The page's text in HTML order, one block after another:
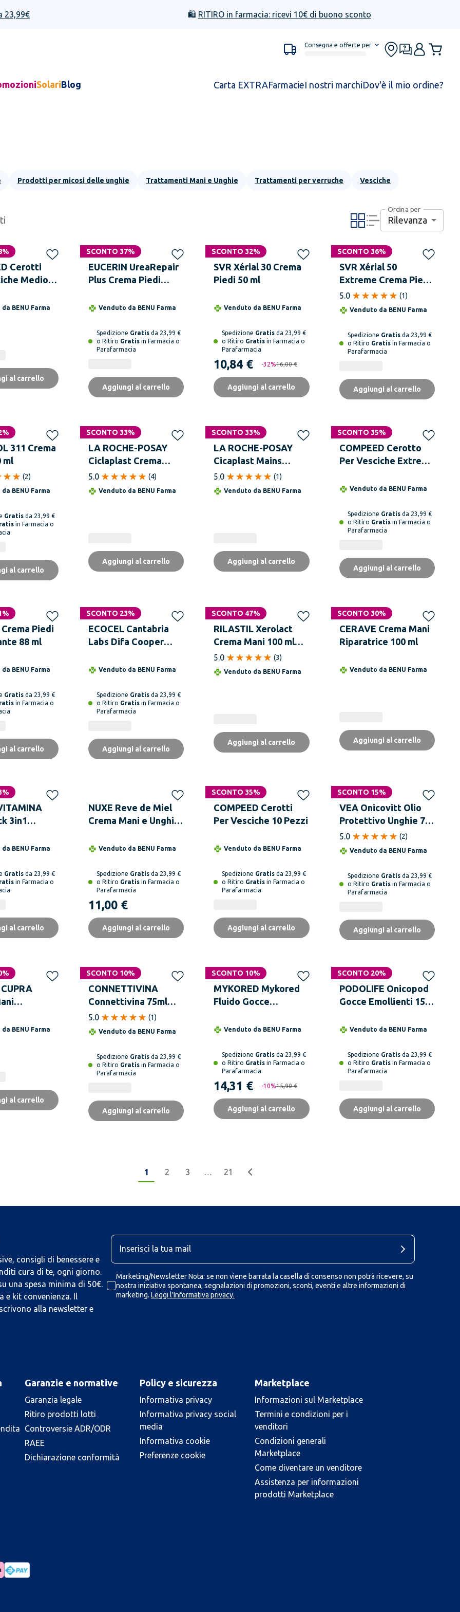
23,99€ 🛍️ RITIRO in farmacia: ricevi 10€ di buono sconto
Consegna e offerte per
SolariBlog Carta EXTRAFarmacieI nostri marchiDov'è il mio ordine?
Prodotti per micosi delle unghie Trattamenti Mani e Unghie Trattamenti per verruche Vesciche
Ordina per
Rilevanza
Cerotti
Medio 5
da BENU Farma
al carrello
SCONTO 37%
EUCERIN UreaRepair
Plus Crema Piedi
Urea 100 ml
Venduto da BENU Farma
Spedizione Gratisda 23,99 €
o Ritiro Gratisin Farmacia o
Parafarmacia
Aggiungi al carrello
SCONTO 32%
SVR Xérial 30 Crema
Piedi 50 ml
Venduto da BENU Farma
Spedizione Gratis da 23,99 €
o Ritiro Gratis in Farmacia o
Parafarmacia
10,84 € -32%16,00 €
Aggiungi al carrello
SCONTO 36%
SVR Xérial 50
Extreme Crema Piedi
50 ml
5.0 (1)
Venduto da BENU Farma
Spedizione Gratisda 23,99 €
o Ritiro Gratisin Farmacia o
Parafarmacia
Aggiungi al carrello
311 Crema
ml
(2)
da BENU Farma
Gratis da 23,99 €
in Farmacia o
al carrello
SCONTO 33%
LA ROCHE-POSAY
Ciclaplast Crema
Barriera Mani 50 ml
5.0 (4)
Venduto da BENU Farma
Aggiungi al carrello
SCONTO 33%
LA ROCHE-POSAY
Cicaplast Mains
Crema Barriera
Riparatrice Mani 100
5.0 (1)
Venduto da BENU Farma
Aggiungi al carrello
SCONTO 35%
COMPEED Cerotto
Per Vesciche Extreme
Formato Convenienza
Venduto da BENU Farma
Spedizione Gratisda 23,99 €
o Ritiro Gratisin Farmacia o
Parafarmacia
Aggiungi al carrello
Crema Piedi
88 ml
da BENU Farma
Gratis da 23,99 €
in Farmacia o
al carrello
SCONTO 23%
ECOCEL Cantabria
Labs Difa Cooper
Venduto da BENU Farma
Spedizione Gratisda 23,99 €
o Ritiro Gratisin Farmacia o
Parafarmacia
Aggiungi al carrello
SCONTO 47%
RILASTIL Xerolact
Crema Mani 100 ml
Nuova Formula
5.0 (3)
Venduto da BENU Farma
Aggiungi al carrello
SCONTO 30%
CERAVE Crema Mani
Riparatrice 100 ml
Venduto da BENU Farma
Aggiungi al carrello
3in1
Ungueale 7
da BENU Farma
Gratis da 23,99 €
in Farmacia o
al carrello
NUXE Reve de Miel
Crema Mani e Unghie
Venduto da BENU Farma
Spedizione Gratisda 23,99 €
o Ritiro Gratisin Farmacia o
Parafarmacia
11,00 €
Aggiungi al carrello
SCONTO 35%
COMPEED Cerotti
Per Vesciche 10 Pezzi
Venduto da BENU Farma
Spedizione Gratis da 23,99 €
o Ritiro Gratis in Farmacia o
Parafarmacia
Aggiungi al carrello
SCONTO 15%
VEA Onicovitt Olio
Protettivo Unghie 7
ml
5.0 (2)
Venduto da BENU Farma
Spedizione Gratisda 23,99 €
o Ritiro Gratisin Farmacia o
Parafarmacia
Aggiungi al carrello
Cera di
da BENU Farma
al carrello
SCONTO 10%
CONNETTIVINA
Connettivina 75ml
Crema Mani con
Acido Ialuronico per
5.0 (1)
Venduto da BENU Farma
Spedizione Gratisda 23,99 €
o Ritiro Gratisin Farmacia o
Parafarmacia
Aggiungi al carrello
SCONTO 10%
MYKORED Mykored
Fluido Gocce
50mlVenduto da BENU Farma
Spedizione Gratis da 23,99 €
o Ritiro Gratis in Farmacia o
Parafarmacia
14,31 € -10%15,90 €
Aggiungi al carrello
SCONTO 20%
PODOLIFE Onicopod
Gocce Emollienti 15
Venduto da BENU Farma
Spedizione Gratisda 23,99 €
o Ritiro Gratisin Farmacia o
Parafarmacia
Aggiungi al carrello
1 2 3 … 21
consigli di benessere e
cura di te, ogni giorno.
una spesa minima di 50€.
e kit convenienza. Il
alla newsletter e
Marketing/Newsletter Nota: se non viene barrata la casella di consenso non potrà ricevere, su
nostra iniziativa spontanea, segnalazioni di promozioni, sconti, eventi e altre informazioni di
marketing. Leggi l'Informativa privacy.
Garanzie e normative
Garanzia legale
Ritiro prodotti lotti
Controversie ADR/ODR
RAEE
Dichiarazione conformità
Policy e sicurezza
Informativa privacy
Informativa privacy social
media
Informativa cookie
Preferenze cookie
Marketplace
Informazioni sul Marketplace
Termini e condizioni per i
venditori
Condizioni generali
Marketplace
Come diventare un venditore
Assistenza per informazioni
prodotti Marketplace